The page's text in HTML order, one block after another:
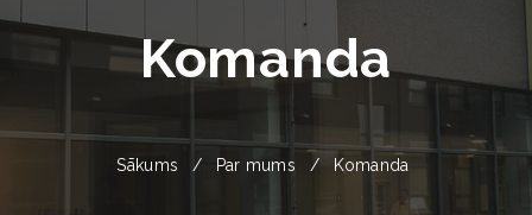
Komanda
Sākums Par mums Komanda